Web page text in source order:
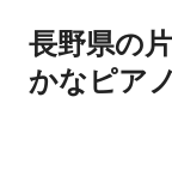
長野県の
かなピア